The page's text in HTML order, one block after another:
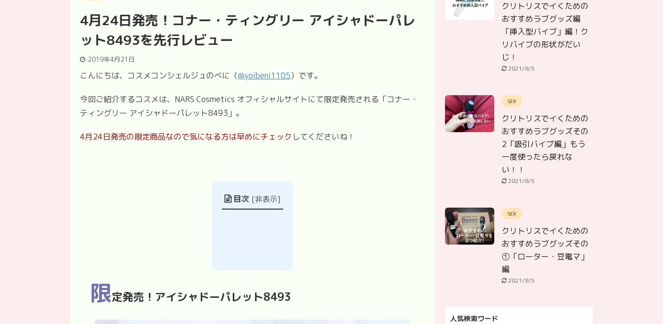
4月24日発売！コナー・ティングリー アイシャドーパレ
ット8493を先行レビュー
2019年4月21日
こんにちは、コスメコンシェルジュのべに（@yoibeni1105）です。
今回ご紹介するコスメは、 NARS Cosmetics オフィシャルサイトにて限定発売される「コナー・
ティングリー アイシャドーパレット8493 」。
4月24日発売の限定商品なので気になる方は早めにチェック してくださいね！
目次 [非表示]
限定発売！アイシャドーパレット8493
クリトリスでイくための
おすすめラブグッズ編
「挿入型バイブ」編！ク
リバイブの形状がだい
じ！
2021/8/5
SEX
クリトリスでイくための
おすすめラブグッズその
2「吸引バイブ編」もう
一度使ったら戻れな
い！！
2021/8/5
SEX
クリトリスでイくための
おすすめラブグッズその
①「ローター・豆電マ」
編
2021/8/5
人気検索ワード